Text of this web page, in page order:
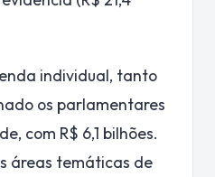
individual, tanto
os parlamentares
com R$ 6,1 bilhões.
áreas temáticas de